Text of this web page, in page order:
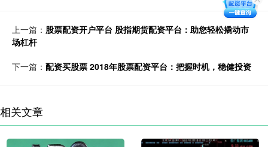
上一篇： 股票配资开户平台 股指期货配资平台：助您轻松撬动市
场杠杆
下一篇： 配资买股票 2018年股票配资平台：把握时机，稳健投资
相关文章